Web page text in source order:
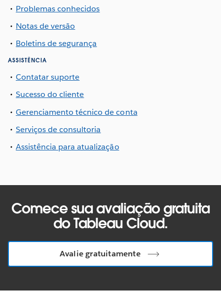
Problemas conhecidos
Notas de versão
Boletins de segurança
ASSISTÊNCIA
Contatar suporte
Sucesso do cliente
Gerenciamento técnico de conta
Serviços de consultoria
Assistência para atualização
Comece sua avaliação gratuita
do Tableau Cloud.
Avalie gratuitamente